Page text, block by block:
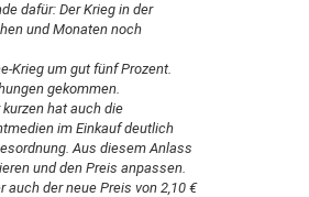
dafür: Der Krieg in der
und Monaten noch
Krieg um gut fünf Prozent.
gekommen.
hat auch die
im Einkauf deutlich
Aus diesem Anlass
und den Preis anpassen.
auch der neue Preis von 2,10 €